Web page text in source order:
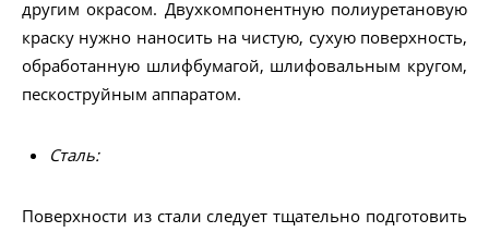
другим окрасом. Двухкомпонентную полиуретановую
краску нужно наносить на чистую, сухую поверхность,
обработанную шлифбумагой, шлифовальным кругом,
пескоструйным аппаратом.
Сталь:
Поверхности из стали следует тщательно подготовить